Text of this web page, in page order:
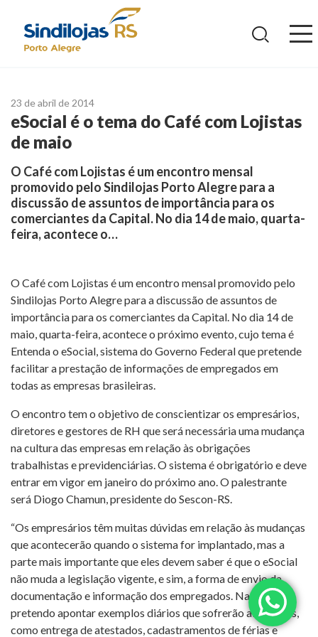
23 de abril de 2014
eSocial é o tema do Café com Lojistas
de maio
O Café com Lojistas é um encontro mensal
promovido pelo Sindilojas Porto Alegre para a
discussão de assuntos de importância para os
comerciantes da Capital. No dia 14 de maio, quarta-
feira, acontece o…
O Café com Lojistas é um encontro mensal promovido pelo
Sindilojas Porto Alegre para a discussão de assuntos de
importância para os comerciantes da Capital. No dia 14 de
maio, quarta-feira, acontece o próximo evento, cujo tema é
Entenda o eSocial, sistema do Governo Federal que pretende
facilitar a prestação de informações de empregados em
todas as empresas brasileiras.
O encontro tem o objetivo de conscientizar os empresários,
diretores e gestores de RH que será necessária uma mudança
na cultura das empresas em relação às obrigações
trabalhistas e previdenciárias. O sistema é obrigatório e deve
entrar em vigor em janeiro do próximo ano. O palestrante
será Diogo Chamun, presidente do Sescon-RS.
“Os empresários têm muitas dúvidas em relação às mudanças
que acontecerão quando o sistema for implantado, mas a
parte mais importante que eles devem saber é que o eSocial
não muda a legislação vigente, e sim, a forma de envio da
documentação e informação dos empregados. Na palestra,
pretendo apontar exemplos diários que sofrerão alterações,
como entrega de atestados, cadastramentos de férias e